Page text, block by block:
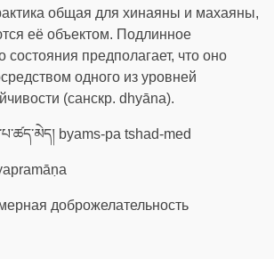
общая для хинаяны и махаяны,
её объектом. Подлинное
состояния предполагает, что оно
одного из уровней
(санскр. dhyāna).
byams-pa tshad-med
доброжелательность